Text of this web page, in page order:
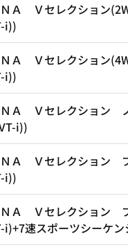
Ａ Ｖセレクション
i))
Ａ Ｖセレクション
i))
ＮＡ Ｖセレクション
i))
ＮＡ Ｖセレクション
i))
ＮＡ Ｖセレクション
i)+7速スポーツシーケ